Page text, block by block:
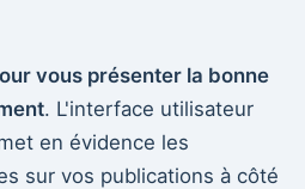
vous présenter la bonne
. L'interface utilisateur
en évidence les
sur vos publications à côté